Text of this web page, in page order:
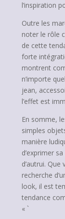
l’inspiration
Outre les
noter le rôle
de cette
forte
montrent
n’importe
jean,
l’effet est
En somme,
simples
manière
d’exprimer
d’autrui.
recherche
look, il est
tendance
« `